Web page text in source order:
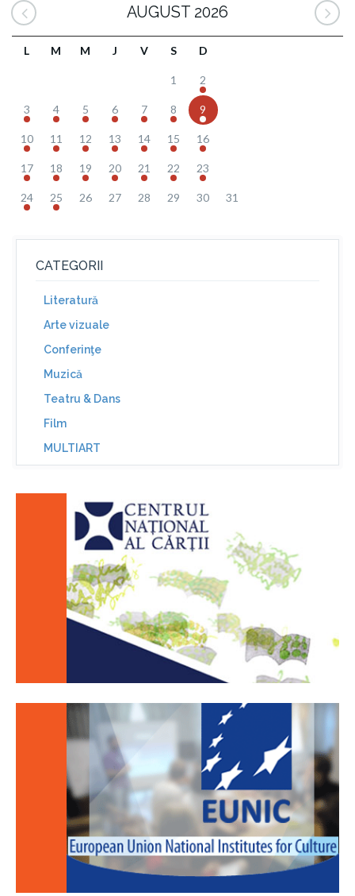
AUGUST 2026
L M M J V S D
1 2
3 4 5 6 7 8 9
10 11 12 13 14 15 16
17 18 19 20 21 22 23
24 25 26 27 28 29 30 31
CATEGORII
Literatură
Arte vizuale
Conferinţe
Muzică
Teatru & Dans
Film
MULTIART